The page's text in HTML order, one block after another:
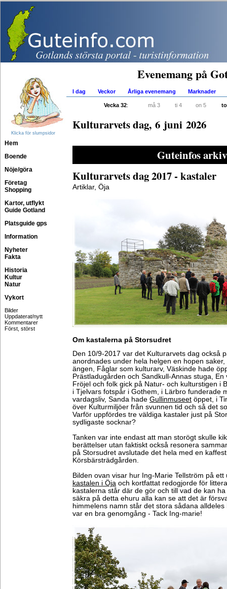
Klicka för slumpsidor
Hem
Boende
Nöje/göra
Företag
Shopping
Kartor, utflykt
Guide Gotland
Platsguide gps
Information
Nyheter
Fakta
Historia
Kultur
Natur
Vykort
Bilder
Uppdaterat/nytt
Kommentarer
Först, störst
Evenemang på
I dag Veckor Årliga evenemang Marknader
Vecka 32: må 3 ti 4 on 5
Kulturarvets dag, 6 juni 2026
Guteinfos arkiv
Kulturarvets dag 2017 - kastaler
Artiklar, Öja
Om kastalerna på Storsudret
Den 10/9-2017 var det Kulturarvets dag också
anordnades under hela helgen en hopen
ängen, Fåglar som kulturarv, Väskinde hade
Prästladugården och Sandkull-Annas stuga,
Fröjel och folk gick på Natur- och kulturstigen i
i Tjelvars fotspår i Gothem, i Lärbro funderade
vardagsliv, Sanda hade Gullinmuseet öppet, i
över Kulturmiljöer från svunnen tid och så det
Varför uppfördes tre väldiga kastaler just på
sydligaste socknar?
Tanken var inte endast att man storögt skulle
berättelser utan faktiskt också resonera
på Storsudret avslutade det hela med en
Körsbärsträdgården.
Bilden ovan visar hur Ing-Marie Tellström på
kastalen i Öja och kortfattat redogjorde för
kastalerna står där de gör och till vad de kan
säkra på detta ehuru alla kan se att det är
himmelens namn står det stora sådana
var en bra genomgång - Tack Ing-marie!